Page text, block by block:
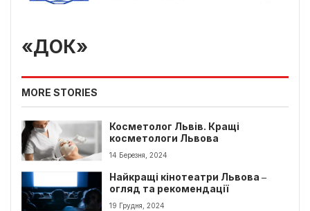
«ДОК»
MORE STORIES
Косметолог Львів. Кращі
косметологи Львова
14 Березня, 2024
Найкращі кінотеатри Львова ‒
огляд та рекомендації
19 Грудня, 2024